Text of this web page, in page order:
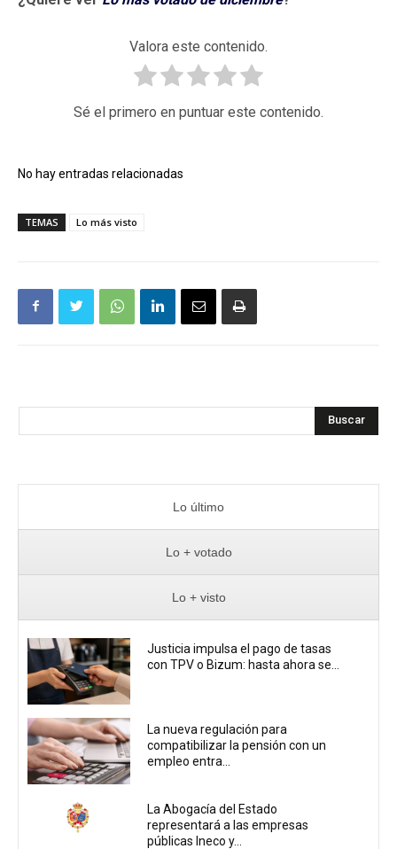
Valora este contenido.
Sé el primero en puntuar este contenido.
No hay entradas relacionadas
TEMAS Lo más visto
Buscar
Lo último
Lo + votado
Lo + visto
Justicia impulsa el pago de tasas
con TPV o Bizum: hasta ahora se...
La nueva regulación para
compatibilizar la pensión con un
empleo entra...
La Abogacía del Estado
representará a las empresas
públicas Ineco y...